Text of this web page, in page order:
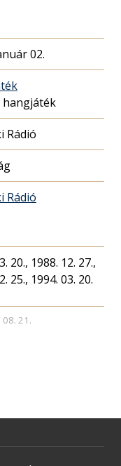
02.
hangjáték
Rádió
Rádió
20., 1988. 12. 27.,
25., 1994. 03. 20.
21.